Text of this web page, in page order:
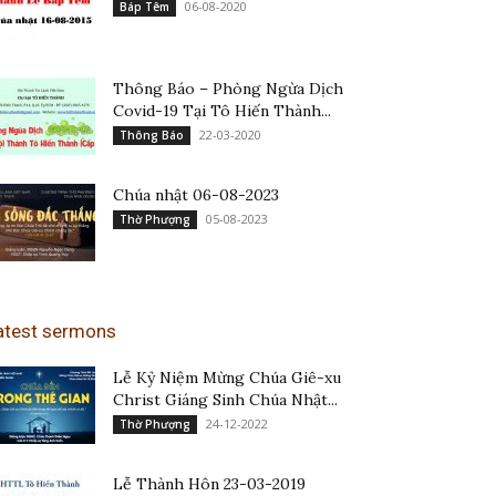
Báp Têm 06-08-2020
Thông Báo – Phòng Ngừa Dịch
Covid-19 Tại Tô Hiến Thành...
Thông Báo 22-03-2020
Chúa nhật 06-08-2023
Thờ Phượng 05-08-2023
sermons
Lễ Kỷ Niệm Mừng Chúa Giê-xu
Christ Giáng Sinh Chúa Nhật...
Thờ Phượng 24-12-2022
Lễ Thành Hôn 23-03-2019